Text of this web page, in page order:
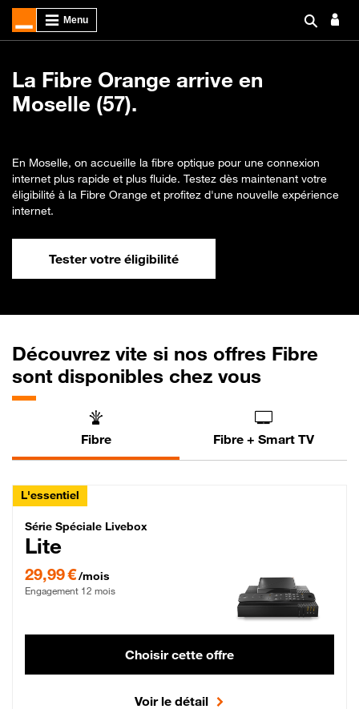
La Fibre Orange arrive en
Moselle (57).
En Moselle, on accueille la fibre optique pour une connexion
internet plus rapide et plus fluide. Testez dès maintenant votre
éligibilité à la Fibre Orange et profitez d'une nouvelle expérience
internet.
Tester votre éligibilité
Découvrez vite si nos offres Fibre
sont disponibles chez vous
Fibre Fibre + Smart TV
L'essentiel
Série Spéciale Livebox Lite Fibre
Série Spéciale Livebox
Lite
29,99 €/mois
Engagement 12 mois
Choisir cette offre
Voir le détail